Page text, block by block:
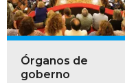
Órganos de
goberno